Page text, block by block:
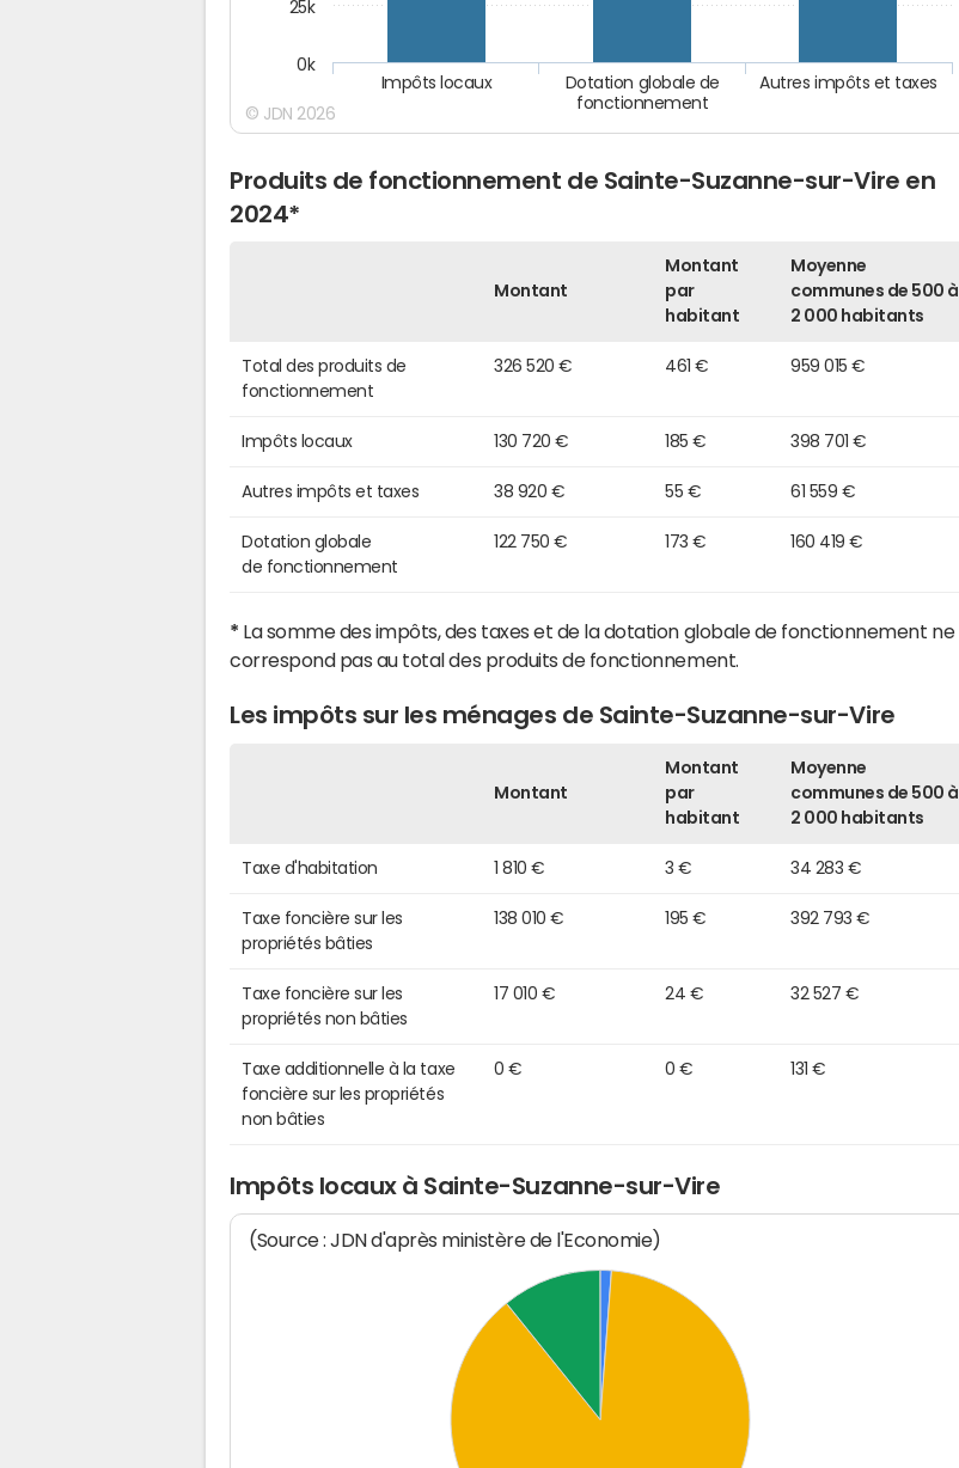
Autres impôts et taxes
Dotation globale de
fonctionnement
Impôts locaux
0k
25k
© JDN 2026
Produits de fonctionnement de Sainte-Suzanne-sur-Vire en
2024*
Montant
Montant
par
habitant
Moyenne
communes de 500 à
2 000 habitants
Total des produits de
fonctionnement
326 520 € 461 € 959 015 €
Impôts locaux 130 720 € 185 € 398 701 €
Autres impôts et taxes 38 920 € 55 € 61 559 €
Dotation globale
de fonctionnement
122 750 € 173 € 160 419 €
* La somme des impôts, des taxes et de la dotation globale de fonctionnement ne
correspond pas au total des produits de fonctionnement.
Les impôts sur les ménages de Sainte-Suzanne-sur-Vire
Montant
Montant
par
habitant
Moyenne
communes de 500 à
2 000 habitants
Taxe d'habitation 1 810 € 3 € 34 283 €
Taxe foncière sur les
propriétés bâties
138 010 € 195 € 392 793 €
Taxe foncière sur les
propriétés non bâties
17 010 € 24 € 32 527 €
Taxe additionnelle à la taxe
foncière sur les propriétés
non bâties
0 € 0 € 131 €
Impôts locaux à Sainte-Suzanne-sur-Vire
(Source : JDN d'après ministère de l'Economie)